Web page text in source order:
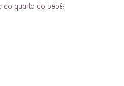
do quarto do bebê: